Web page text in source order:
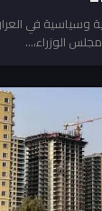
وسياسية في
الوزراء،...